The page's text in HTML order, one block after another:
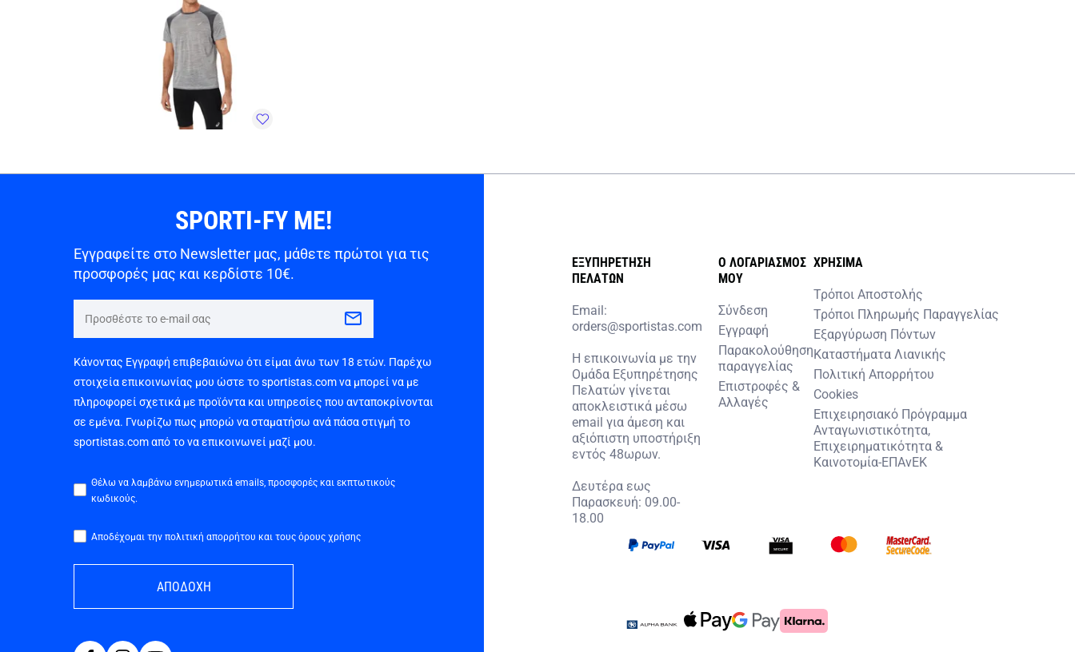
SPORTI-FY ME!
Εγγραφείτε στο Newsletter μας, μάθετε πρώτοι για τις
προσφορές μας και κερδίστε 10€.
Κάνοντας Εγγραφή επιβεβαιώνω ότι είμαι άνω των 18 ετών. Παρέχω
στοιχεία επικοινωνίας μου ώστε το sportistas.com να μπορεί να με
πληροφορεί σχετικά με προϊόντα και υπηρεσίες που ανταποκρίνονται
σε εμένα. Γνωρίζω πως μπορώ να σταματήσω ανά πάσα στιγμή το
sportistas.com από το να επικοινωνεί μαζί μου.
Θέλω να λαμβάνω ενημερωτικά emails, προσφορές και εκπτωτικούς
κωδικούς.
Αποδέχομαι την πολιτική απορρήτου και τους όρους χρήσης
ΑΠΟΔΟΧΗ
ΕΞΥΠΗΡΕΤΗΣΗ
ΠΕΛΑΤΩΝ
Email:
orders@sportistas.com
Η επικοινωνία με την
Ομάδα Εξυπηρέτησης
Πελατών γίνεται
αποκλειστικά μέσω
email για άμεση και
αξιόπιστη υποστήριξη
εντός 48ωρων.
Δευτέρα εως
Παρασκευή: 09.00-
18.00
O ΛΟΓΑΡΙΑΣΜOΣ
MOY
Σύνδεση
Εγγραφή
Παρακολούθηση
παραγγελίας
Επιστροφές &
Αλλαγές
ΧΡHΣΙΜΑ
Τρόποι Αποστολής
Τρόποι Πληρωμής Παραγγελίας
Εξαργύρωση Πόντων
Καταστήματα Λιανικής
Πολιτική Απορρήτου
Cookies
Επιχειρησιακό Πρόγραμμα
Ανταγωνιστικότητα,
Επιχειρηματικότητα &
Καινοτομία-ΕΠΑνΕΚ